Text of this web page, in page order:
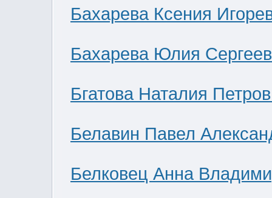
Бахарева Ксения
Бахарева Юлия
Бгатова Наталия
Белавин Павел
Белковец Анна